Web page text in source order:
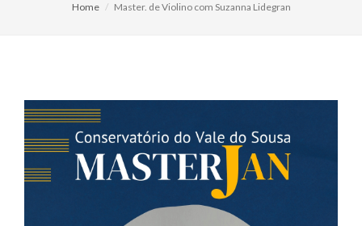
Home Master. de Violino com Suzanna Lidegran